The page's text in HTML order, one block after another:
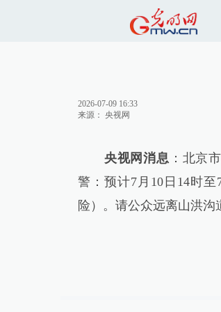
2026-07-09 16:33
来源： 央视网
央视网消息 ：北京
警：预计7月10日14时
险）。请公众远离山洪沟